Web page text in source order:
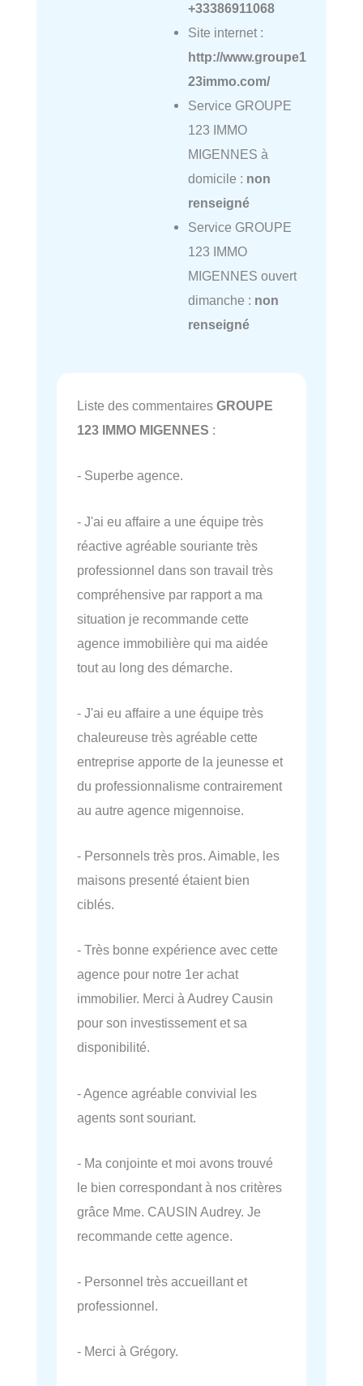
+33386911068
Site internet :
http://www.groupe1
23immo.com/
Service GROUPE
123 IMMO
MIGENNES à
domicile : non
renseigné
Service GROUPE
123 IMMO
MIGENNES ouvert
dimanche : non
renseigné
Liste des commentaires GROUPE
123 IMMO MIGENNES :
- Superbe agence.
- J'ai eu affaire a une équipe très
réactive agréable souriante très
professionnel dans son travail très
compréhensive par rapport a ma
situation je recommande cette
agence immobilière qui ma aidée
tout au long des démarche.
- J'ai eu affaire a une équipe très
chaleureuse très agréable cette
entreprise apporte de la jeunesse et
du professionnalisme contrairement
au autre agence migennoise.
- Personnels très pros. Aimable, les
maisons presenté étaient bien
ciblés.
- Très bonne expérience avec cette
agence pour notre 1er achat
immobilier. Merci à Audrey Causin
pour son investissement et sa
disponibilité.
- Agence agréable convivial les
agents sont souriant.
- Ma conjointe et moi avons trouvé
le bien correspondant à nos critères
grâce Mme. CAUSIN Audrey. Je
recommande cette agence.
- Personnel très accueillant et
professionnel.
- Merci à Grégory.